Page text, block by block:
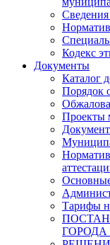
Сведения
Кодекс
Документы
Каталог
Порядок
Проекты
Тарифы
ГОРОДА